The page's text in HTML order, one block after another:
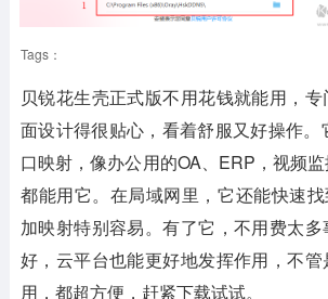
Tags：
贝锐花生壳正式版不用花钱就能用，
面设计得很贴心，看着舒服又好操作
口映射，像办公用的OA、ERP，视频
都能用它。在局域网里，它还能快速
加映射特别容易。有了它，不用费太
好，云平台也能更好地发挥作用，不
用，都超方便，赶紧下载试试。